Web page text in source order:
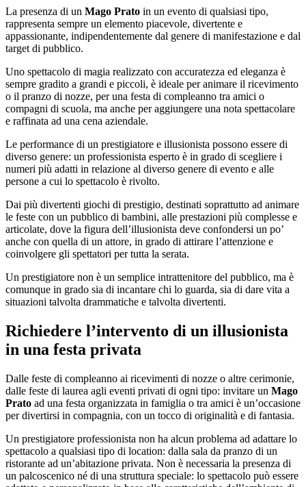
La presenza di un Mago Prato in un evento di qualsiasi tipo,
rappresenta sempre un elemento piacevole, divertente e
appassionante, indipendentemente dal genere di manifestazione e dal
target di pubblico.
Uno spettacolo di magia realizzato con accuratezza ed eleganza è
sempre gradito a grandi e piccoli, è ideale per animare il ricevimento
o il pranzo di nozze, per una festa di compleanno tra amici o
compagni di scuola, ma anche per aggiungere una nota spettacolare
e raffinata ad una cena aziendale.
Le performance di un prestigiatore e illusionista possono essere di
diverso genere: un professionista esperto è in grado di scegliere i
numeri più adatti in relazione al diverso genere di evento e alle
persone a cui lo spettacolo è rivolto.
Dai più divertenti giochi di prestigio, destinati soprattutto ad animare
le feste con un pubblico di bambini, alle prestazioni più complesse e
articolate, dove la figura dell’illusionista deve confondersi un po’
anche con quella di un attore, in grado di attirare l’attenzione e
coinvolgere gli spettatori per tutta la serata.
Un prestigiatore non è un semplice intrattenitore del pubblico, ma è
comunque in grado sia di incantare chi lo guarda, sia di dare vita a
situazioni talvolta drammatiche e talvolta divertenti.
Richiedere l’intervento di un illusionista
in una festa privata
Dalle feste di compleanno ai ricevimenti di nozze o altre cerimonie,
dalle feste di laurea agli eventi privati di ogni tipo: invitare un Mago
Prato ad una festa organizzata in famiglia o tra amici è un’occasione
per divertirsi in compagnia, con un tocco di originalità e di fantasia.
Un prestigiatore professionista non ha alcun problema ad adattare lo
spettacolo a qualsiasi tipo di location: dalla sala da pranzo di un
ristorante ad un’abitazione privata. Non è necessaria la presenza di
un palcoscenico né di una struttura speciale: lo spettacolo può essere